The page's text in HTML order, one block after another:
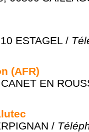
ESTAGEL /
(AFR)
EN
/